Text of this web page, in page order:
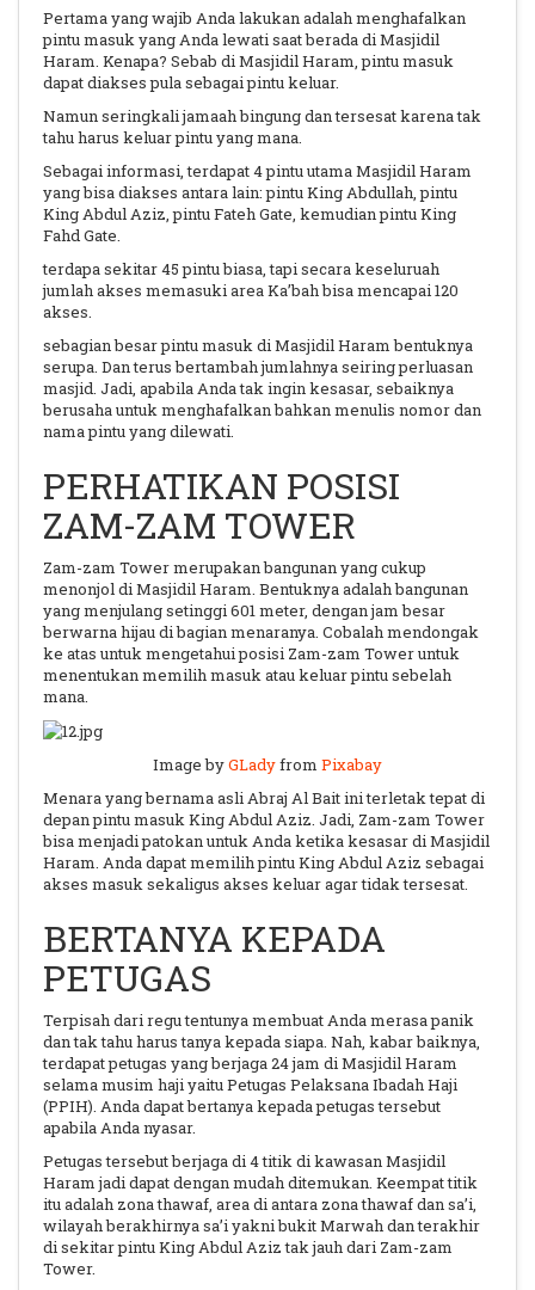
Pertama yang wajib Anda lakukan adalah menghafalkan
pintu masuk yang Anda lewati saat berada di Masjidil
Haram. Kenapa? Sebab di Masjidil Haram, pintu masuk
dapat diakses pula sebagai pintu keluar.
Namun seringkali jamaah bingung dan tersesat karena tak
tahu harus keluar pintu yang mana.
Sebagai informasi, terdapat 4 pintu utama Masjidil Haram
yang bisa diakses antara lain: pintu King Abdullah, pintu
King Abdul Aziz, pintu Fateh Gate, kemudian pintu King
Fahd Gate.
terdapa sekitar 45 pintu biasa, tapi secara keseluruah
jumlah akses memasuki area Ka’bah bisa mencapai 120
akses.
sebagian besar pintu masuk di Masjidil Haram bentuknya
serupa. Dan terus bertambah jumlahnya seiring perluasan
masjid. Jadi, apabila Anda tak ingin kesasar, sebaiknya
berusaha untuk menghafalkan bahkan menulis nomor dan
nama pintu yang dilewati.
PERHATIKAN POSISI
ZAM-ZAM TOWER
Zam-zam Tower merupakan bangunan yang cukup
menonjol di Masjidil Haram. Bentuknya adalah bangunan
yang menjulang setinggi 601 meter, dengan jam besar
berwarna hijau di bagian menaranya. Cobalah mendongak
ke atas untuk mengetahui posisi Zam-zam Tower untuk
menentukan memilih masuk atau keluar pintu sebelah
mana.
Image byGLadyfrom Pixabay
Menara yang bernama asli Abraj Al Bait ini terletak tepat di
depan pintu masuk King Abdul Aziz. Jadi, Zam-zam Tower
bisa menjadi patokan untuk Anda ketika kesasar di Masjidil
Haram. Anda dapat memilih pintu King Abdul Aziz sebagai
akses masuk sekaligus akses keluar agar tidak tersesat.
BERTANYA KEPADA
PETUGAS
Terpisah dari regu tentunya membuat Anda merasa panik
dan tak tahu harus tanya kepada siapa. Nah, kabar baiknya,
terdapat petugas yang berjaga 24 jam di Masjidil Haram
selama musim haji yaitu Petugas Pelaksana Ibadah Haji
(PPIH). Anda dapat bertanya kepada petugas tersebut
apabila Anda nyasar.
Petugas tersebut berjaga di 4 titik di kawasan Masjidil
Haram jadi dapat dengan mudah ditemukan. Keempat titik
itu adalah zona thawaf, area di antara zona thawaf dan sa’i,
wilayah berakhirnya sa’i yakni bukit Marwah dan terakhir
di sekitar pintu King Abdul Aziz tak jauh dari Zam-zam
Tower.